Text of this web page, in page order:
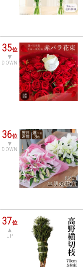
35位
DOWN
36位
DOWN
37位
UP